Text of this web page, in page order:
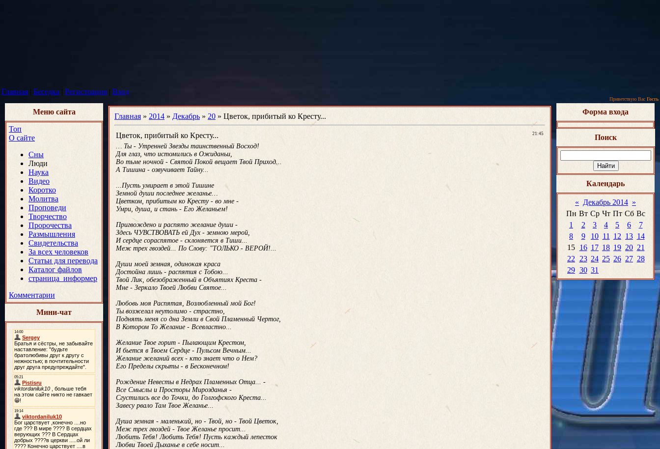
Главная | Беседка | Регистрация | Вход
Приветствую Вас Гость
Меню сайта
Топ
О сайте
Сны
Люди
Наука
Видео
Коротко
Молитва
Проповеди
Творчество
Пророчества
Размышления
Свидетельства
За всех человеков
Статьи для перевода
Каталог файлов
страница_информер
Комментарии
Мини-чат
Главная » 2014 » Декабрь » 20 » Цветок, прибитый ко Кресту...
21:45
Цветок, прибитый ко Кресту...
… Ты - Утренней Звезды таинственный Восход!
Для глаз, что истомились в Ожиданьи,
Во тьме ночной - Святой Покой вещает Твой Приход...
А Тишина - озвучивает Тайну...
...Пусть умирает в этой Тишине
Земной души последнее желанье…
Цветком, прибитым ко Кресту - во мне -
Умри, душа, и стань - Его Желаньем!
Пригвождено и распято желание души -
Здесь ЧУВСТВОВАТЬ ей Дух - земною мерой,
И сердце сораспятое - склоняется в Тиши...
Меж трех гвоздей... По Слову: "ТОЛЬКО - ВЕРОЙ!...
Души моей земная, одинокая краса
Достойна лишь - распятия с Тобою...
Твой Лик, обезображенный в Объятиях Креста -
Мне - Зеркало Твоей Любви Святое...
Любовь моя Распятая, Возлюбленный мой Бог!
Ты возжелал неутолимо - страстно,
Поднять меня со дна Земли в Свой Пламенный Чертог,
В Котором То Желание - Всевластно...
Желание Твое горит - Пылающим Крестом,
И бьется в Твоем Сердце - Пульсом Вечным...
Желание желаний всех - кто знает что о Нем?
Его Пределы скрыты - в Бесконечном!
Рождение Невесты в Недрах Пламенных Отца... -
Все Смыслы и Просторы Мирозданья -
Сгустились все до Точки, до Голгофского Креста...
Завесу рвало Там Твое Желанье...
Душа земная - маленький, но - Твой, но - Твой Цветок,
Меж трех гвоздей - Твое Желанье просит...
Любить Тебя! Любить Тебя! Пусть каждый лепесток
Любви Твоей Дыханье в себе носит...
Форма входа
Поиск
Календарь
« Декабрь 2014 »
Пн Вт Ср Чт Пт Сб Вс
1
2 3 4 5 6
7
8
9 10 11 12 13 14
15 16 17 18 19 20 21
22 23 24 25 26 27 28
29 30 31